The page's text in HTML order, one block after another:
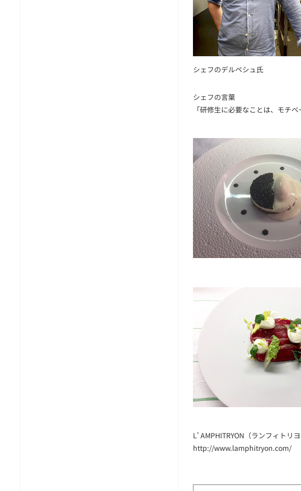
シェフのデルペシュ氏
シェフの言葉
「研修生に必要なことは、モチ
L' AMPHITRYON（ランフィトリヨ
http://www.lamphitryon.com/